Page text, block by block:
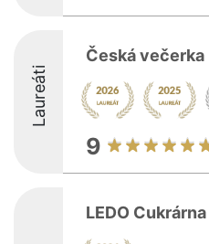
Laureáti
Česká večerka
9
LEDO